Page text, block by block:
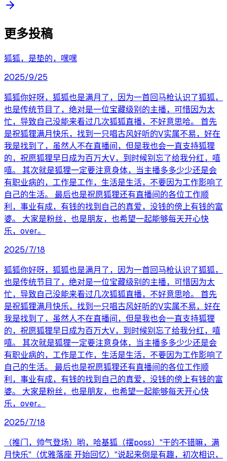
更多投稿
狐狐，是垫的，嘿嘿
2025/9/25
狐狐你好呀，狐狐也是满月了，因为一首回马枪认识了狐狐，
也是传统节目了，绝对是一位宝藏级别的主播，可惜因为太
忙，导致自己没能来看过几次狐狐直播，不好意思哈。 首先
是祝狐狸满月快乐，找到一只唱古风好听的V实属不易，好在
我是找到了，虽然人不在直播间，但是我也会一直支持狐狸
的，祝愿狐狸早日成为百万大V，到时候别忘了给我分红，嘻
嘻。 其次就是狐狸一定要注意身体，当主播多多少少还是会
有职业病的，工作是工作，生活是生活，不要因为工作影响了
自己的生活。 最后也是祝愿狐狸还有直播间的各位工作顺
利，事业有成，有钱的找到自己的真爱，没钱的傍上有钱的富
婆。 大家是粉丝，也是朋友，也希望一起能够每天开心快
乐，over。
2025/7/18
狐狐你好呀，狐狐也是满月了，因为一首回马枪认识了狐狐，
也是传统节目了，绝对是一位宝藏级别的主播，可惜因为太
忙，导致自己没能来看过几次狐狐直播，不好意思哈。 首先
是祝狐狸满月快乐，找到一只唱古风好听的V实属不易，好在
我是找到了，虽然人不在直播间，但是我也会一直支持狐狸
的，祝愿狐狸早日成为百万大V，到时候别忘了给我分红，嘻
嘻。 其次就是狐狸一定要注意身体，当主播多多少少还是会
有职业病的，工作是工作，生活是生活，不要因为工作影响了
自己的生活。 最后也是祝愿狐狸还有直播间的各位工作顺
利，事业有成，有钱的找到自己的真爱，没钱的傍上有钱的富
婆。 大家是粉丝，也是朋友，也希望一起能够每天开心快
乐，over。
2025/7/18
（推门，帅气登场）哟，哈基狐（摆poss）"干的不错嘛，满
月快乐"（优雅落座 开始回忆）"说起来倒是有趣，初次相识，